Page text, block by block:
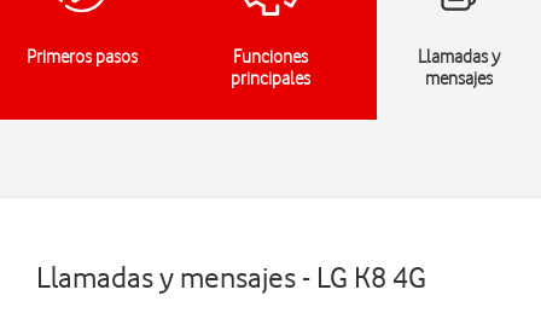
Primeros pasos
Funciones
principales
Llamadas y
mensajes
Llamadas y mensajes - LG K8 4G